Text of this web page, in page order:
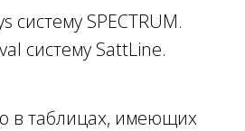
SPECTRUM.
систему SattLine.
в таблицах, имеющих